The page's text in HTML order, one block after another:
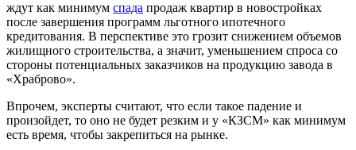
ждут как минимум спада продаж квартир в новостройках
после завершения программ льготного ипотечного
кредитования. В перспективе это грозит снижением объемов
жилищного строительства, а значит, уменьшением спроса со
стороны потенциальных заказчиков на продукцию завода в
«Храброво».
Впрочем, эксперты считают, что если такое падение и
произойдет, то оно не будет резким и у «КЗСМ» как минимум
есть время, чтобы закрепиться на рынке.